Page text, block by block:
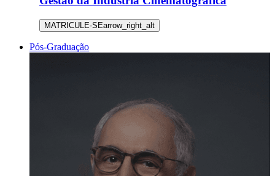
MATRICULE-SEarrow_right_alt
Pós-Graduação